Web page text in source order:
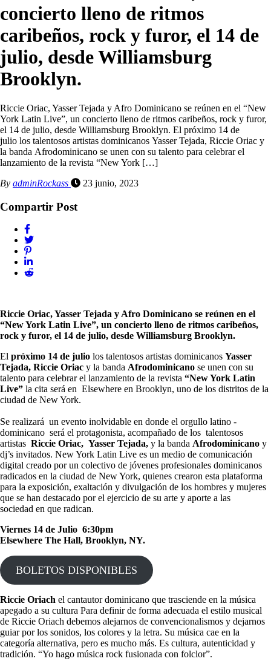
concierto lleno de ritmos
caribeños, rock y furor, el 14 de
julio, desde Williamsburg
Brooklyn.
Riccie Oriac, Yasser Tejada y Afro Dominicano se reúnen en el “New
York Latin Live”, un concierto lleno de ritmos caribeños, rock y furor,
el 14 de julio, desde Williamsburg Brooklyn. El próximo 14 de
julio los talentosos artistas dominicanos Yasser Tejada, Riccie Oriac y
la banda Afrodominicano se unen con su talento para celebrar el
lanzamiento de la revista “New York […]
By adminRockass 23 junio, 2023
Compartir Post
Riccie Oriac, Yasser Tejada y Afro Dominicano se reúnen en el
“New York Latin Live”, un concierto lleno de ritmos caribeños,
rock y furor, el 14 de julio, desde Williamsburg Brooklyn.
El próximo 14 de julio los talentosos artistas dominicanos Yasser
Tejada, Riccie Oriac y la banda Afrodominicano se unen con su
talento para celebrar el lanzamiento de la revista “New York Latin
Live” la cita será en Elsewhere en Brooklyn, uno de los distritos de la
ciudad de New York.
Se realizará un evento inolvidable en donde el orgullo latino -
dominicano será el protagonista, acompañado de los talentosos
artistas Riccie Oriac, Yasser Tejada, y la banda Afrodominicano y
dj’s invitados. New York Latin Live es un medio de comunicación
digital creado por un colectivo de jóvenes profesionales dominicanos
radicados en la ciudad de New York, quienes crearon esta plataforma
para la exposición, exaltación y divulgación de los hombres y mujeres
que se han destacado por el ejercicio de su arte y aporte a las
sociedad en que radican.
Viernes 14 de Julio 6:30pm
Elsewhere The Hall, Brooklyn, NY.
BOLETOS DISPONIBLES
Riccie Oriach el cantautor dominicano que trasciende en la música
apegado a su cultura Para definir de forma adecuada el estilo musical
de Riccie Oriach debemos alejarnos de convencionalismos y dejarnos
guiar por los sonidos, los colores y la letra. Su música cae en la
categoría alternativa, pero es mucho más. Es cultura, autenticidad y
tradición. “Yo hago música rock fusionada con folclor”.